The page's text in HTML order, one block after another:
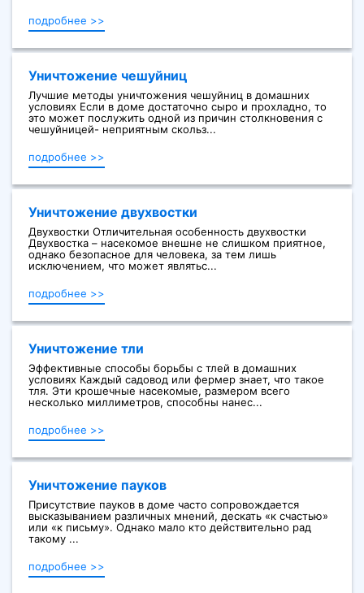
подробнее >>
Уничтожение чешуйниц
Лучшие методы уничтожения чешуйниц в домашних
условиях Если в доме достаточно сыро и прохладно, то
это может послужить одной из причин столкновения с
чешуйницей- неприятным скольз...
подробнее >>
Уничтожение двухвостки
Двухвостки Отличительная особенность двухвостки
Двухвостка – насекомое внешне не слишком приятное,
однако безопасное для человека, за тем лишь
исключением, что может являтьс...
подробнее >>
Уничтожение тли
Эффективные способы борьбы с тлей в домашних
условиях Каждый садовод или фермер знает, что такое
тля. Эти крошечные насекомые, размером всего
несколько миллиметров, способны нанес...
подробнее >>
Уничтожение пауков
Присутствие пауков в доме часто сопровождается
высказыванием различных мнений, дескать «к счастью»
или «к письму». Однако мало кто действительно рад
такому ...
подробнее >>